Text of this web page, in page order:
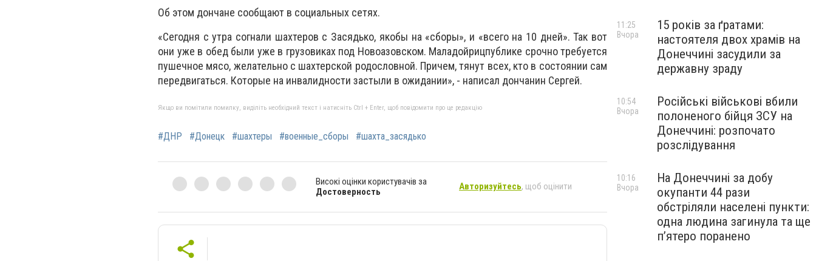
Об этом дончане сообщают в социальных сетях.
«Сегодня с утра согнали шахтеров с Засядько, якобы на «сборы», и «всего на 10 дней». Так вот
они уже в обед были уже в грузовиках под Новоазовском. Маладойрицпублике срочно требуется
пушечное мясо, желательно с шахтерской родословной. Причем, тянут всех, кто в состоянии сам
передвигаться. Которые на инвалидности застыли в ожидании», - написал дончанин Сергей.
Якщо ви помітили помилку, виділіть необхідний текст і натисніть Ctrl + Enter, щоб повідомити про це редакцію
#ДНР #Донецк #шахтеры #военные_сборы #шахта_засядько
Високі оцінки користувачів за
Достоверность
Авторизуйтесь, щоб оцінити
15 років за ґратами:
настоятеля двох храмів на
Донеччині засудили за
державну зраду
11:25
Вчора
Російські військові вбили
полоненого бійця ЗСУ на
Донеччині: розпочато
розслідування
10:54
Вчора
На Донеччині за добу
окупанти 44 рази
обстріляли населені пункти:
одна людина загинула та ще
пʼятеро поранено
10:16
Вчора